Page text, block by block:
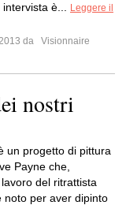
è...
Leggere il
da
Visionnaire
nostri
un progetto di pittura
Payne che,
del ritrattista
noto per aver dipinto